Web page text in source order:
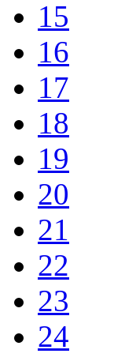
15
16
17
18
19
20
21
22
23
24